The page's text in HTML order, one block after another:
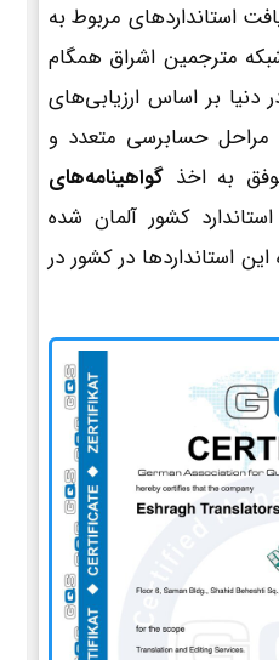
استانداردهای مربوط به
مترجمین اشراق همگام
بر اساس ارزیابی‌های
حسابرسی متعدد و
به اخذ گواهینامه‌های
کشور آلمان شده
استانداردها در کشور در